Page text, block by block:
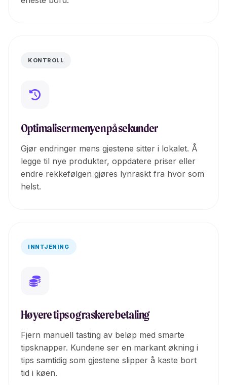
KONTROLL
Optimaliser menyen på sekunder
Gjør endringer mens gjestene sitter i lokalet. Å
legge til nye produkter, oppdatere priser eller
endre rekkefølgen gjøres lynraskt fra hvor som
helst.
INNTJENING
Høyere tips og raskere betaling
Fjern manuell tasting av beløp med smarte
tipsknapper. Kundene ser en markant økning i
tips samtidig som gjestene slipper å kaste bort
tid i køen.